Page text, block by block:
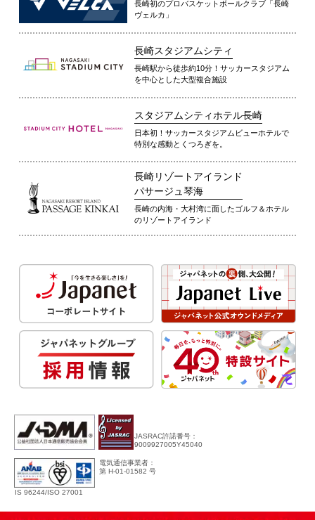
長崎初のプロバスケットボールクラブ「長崎
ヴェルカ」
長崎スタジアムシティ
長崎駅から徒歩約10分！サッカースタジアム
を中心とした大型複合施設
スタジアムシティホテル長崎
日本初！サッカースタジアムビューホテルで
特別な感動とくつろぎを。
長崎リゾートアイランド
パサージュ琴海
長崎の内海・大村湾に面したゴルフ＆ホテル
のリゾートアイランド
JASRAC許諾番号：
9009927005Y45040
IS 96244/ISO 27001
電気通信事業者：
第 H-01-01582 号